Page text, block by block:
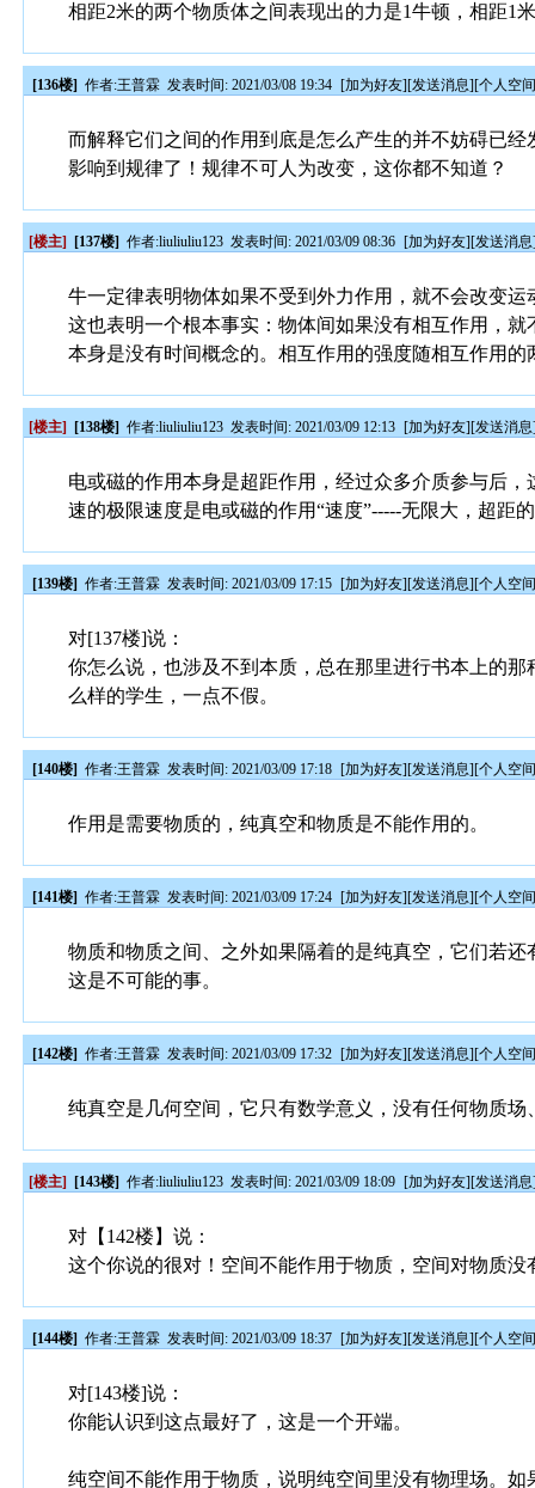
相距2米的两个物质体之间表现出的力是1牛顿，相距1
[136楼] 作者:王普霖 发表时间: 2021/03/08 19:34 [加为好友][发送消息][个人空
而解释它们之间的作用到底是怎么产生的并不妨碍已
影响到规律了！规律不可人为改变，这你都不知道？
[楼主] [137楼] 作者:liuliuliu123 发表时间: 2021/03/09 08:36 [加为好友][发送消息
牛一定律表明物体如果不受到外力作用，就不会改变运
这也表明一个根本事实：物体间如果没有相互作用，
本身是没有时间概念的。相互作用的强度随相互作用
[楼主] [138楼] 作者:liuliuliu123 发表时间: 2021/03/09 12:13 [加为好友][发送消息
电或磁的作用本身是超距作用，经过众多介质参与后
速的极限速度是电或磁的作用“速度”-----无限大，超距
[139楼] 作者:王普霖 发表时间: 2021/03/09 17:15 [加为好友][发送消息][个人空
对[137楼]说：
你怎么说，也涉及不到本质，总在那里进行书本上的
么样的学生，一点不假。
[140楼] 作者:王普霖 发表时间: 2021/03/09 17:18 [加为好友][发送消息][个人空
作用是需要物质的，纯真空和物质是不能作用的。
[141楼] 作者:王普霖 发表时间: 2021/03/09 17:24 [加为好友][发送消息][个人空
物质和物质之间、之外如果隔着的是纯真空，它们若
这是不可能的事。
[142楼] 作者:王普霖 发表时间: 2021/03/09 17:32 [加为好友][发送消息][个人空
纯真空是几何空间，它只有数学意义，没有任何物质场
[楼主] [143楼] 作者:liuliuliu123 发表时间: 2021/03/09 18:09 [加为好友][发送消息
对【142楼】说：
这个你说的很对！空间不能作用于物质，空间对物质没
[144楼] 作者:王普霖 发表时间: 2021/03/09 18:37 [加为好友][发送消息][个人空
对[143楼]说：
你能认识到这点最好了，这是一个开端。
纯空间不能作用于物质，说明纯空间里没有物理场。